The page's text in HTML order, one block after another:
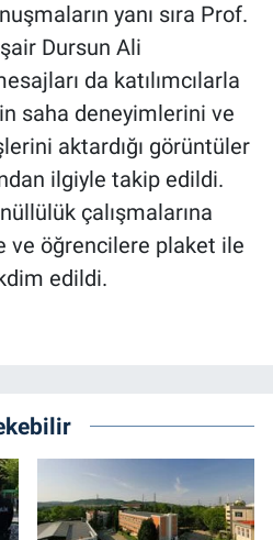
yanı sıra Prof.
Dursun Ali
da katılımcılarla
saha deneyimlerini ve
aktardığı görüntüler
ilgiyle takip edildi.
çalışmalarına
ve öğrencilere plaket ile
edildi.